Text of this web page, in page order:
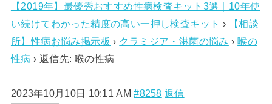
【2019年】最優秀おすすめ性病検査キット3選｜10年使
い続けてわかった精度の高い一押し検査キット ›
【相談
所】性病お悩み掲示板 › クラミジア・淋菌の悩み › 喉の
性病 › 返信先: 喉の性病
2023年10月10日 10:11 AM #8258 返信